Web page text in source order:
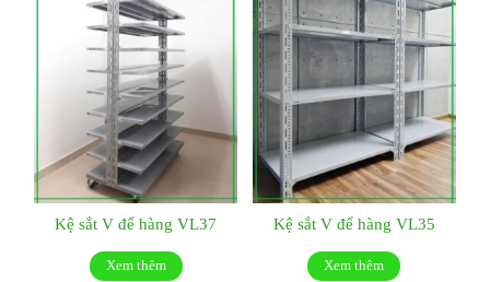
Kệ sắt V để hàng VL37
Xem thêm
Kệ sắt V để hàng VL35
Xem thêm